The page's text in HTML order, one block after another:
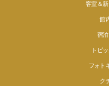
客室＆
館
宿
トピ
フォト
ク